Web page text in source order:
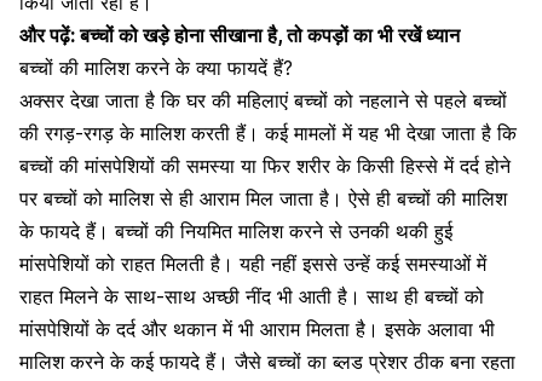
और पढ़ें:बच्चों को खड़े होना सीखाना है, तो कपड़ों का भी रखें ध्यान
बच्चों की मालिश करने के क्या फायदें हैं?
अक्सर देखा जाता है कि घर की महिलाएं बच्चों को नहलाने से पहले बच्चों
की रगड़-रगड़ के मालिश करती हैं। कई मामलों में यह भी देखा जाता है कि
बच्चों की मांसपेशियों की समस्या या फिर शरीर के किसी हिस्से में दर्द होने
पर बच्चों को मालिश से ही आराम मिल जाता है। ऐसे ही बच्चों की मालिश
के फायदे हैं। बच्चों की नियमित मालिश करने से उनकी थकी हुई
मांसपेशियों को राहत मिलती है। यही नहीं इससे उन्हें कई समस्याओं में
राहत मिलने के साथ-साथ अच्छी नींद भी आती है। साथ ही बच्चों को
मांसपेशियों के दर्द और थकान में भी आराम मिलता है। इसके अलावा भी
मालिश करने के कई फायदे हैं। जैसे बच्चों का ब्लड प्रेशर ठीक बना रहता